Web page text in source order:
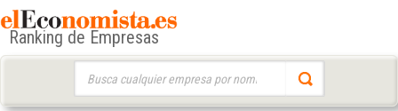
Ranking de Empresas